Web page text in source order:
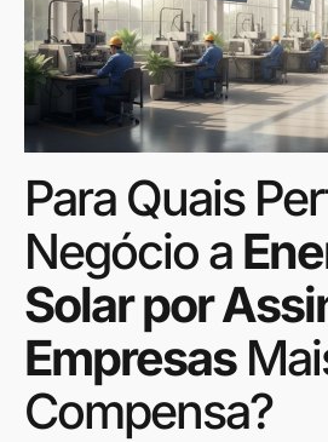
Para Quais
Negócio a
Solar por
Empresas
Compensa?